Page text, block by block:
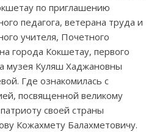
по приглашению
педагога, ветерана труда и
учителя, Почетного
города Кокшетау, первого
музея Куляш Хаджановны
Где ознакомилась с
посвященной великому
своей страны
Кожахмету Балахметовичу.